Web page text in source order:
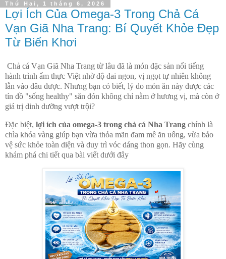
Thứ Hai, 1 tháng 6, 2026
Lợi Ích Của Omega-3 Trong Chả Cá
Vạn Giã Nha Trang: Bí Quyết Khỏe Đẹp
Từ Biển Khơi
Chả cá Vạn Giã Nha Trang từ lâu đã là món đặc sản nổi tiếng
hành trình ẩm thực Việt nhờ độ dai ngon, vị ngọt tự nhiên không
lẫn vào đâu được. Nhưng bạn có biết, lý do món ăn này được các
tín đồ "sống healthy" săn đón không chỉ nằm ở hương vị, mà còn ở
giá trị dinh dưỡng vượt trội?
Đặc biệt, lợi ích của omega-3 trong chả cá Nha Trang chính là
chìa khóa vàng giúp bạn vừa thỏa mãn đam mê ăn uống, vừa bảo
vệ sức khỏe toàn diện và duy trì vóc dáng thon gọn. Hãy cùng
khám phá chi tiết qua bài viết dưới đây